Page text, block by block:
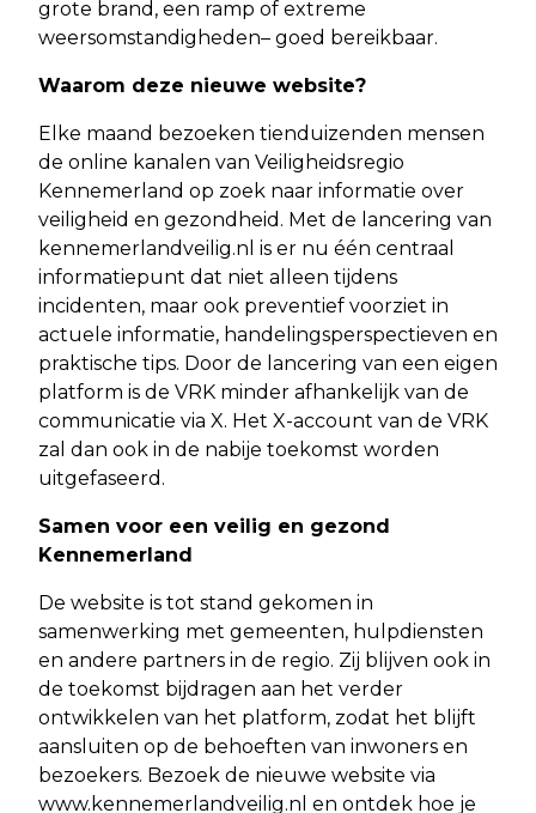
grote brand, een ramp of extreme
weersomstandigheden– goed bereikbaar.
Waarom deze nieuwe website?
Elke maand bezoeken tienduizenden mensen
de online kanalen van Veiligheidsregio
Kennemerland op zoek naar informatie over
veiligheid en gezondheid. Met de lancering van
kennemerlandveilig.nl is er nu één centraal
informatiepunt dat niet alleen tijdens
incidenten, maar ook preventief voorziet in
actuele informatie, handelingsperspectieven en
praktische tips. Door de lancering van een eigen
platform is de VRK minder afhankelijk van de
communicatie via X. Het X-account van de VRK
zal dan ook in de nabije toekomst worden
uitgefaseerd.
Samen voor een veilig en gezond
Kennemerland
De website is tot stand gekomen in
samenwerking met gemeenten, hulpdiensten
en andere partners in de regio. Zij blijven ook in
de toekomst bijdragen aan het verder
ontwikkelen van het platform, zodat het blijft
aansluiten op de behoeften van inwoners en
bezoekers. Bezoek de nieuwe website via
www.kennemerlandveilig.nl en ontdek hoe je